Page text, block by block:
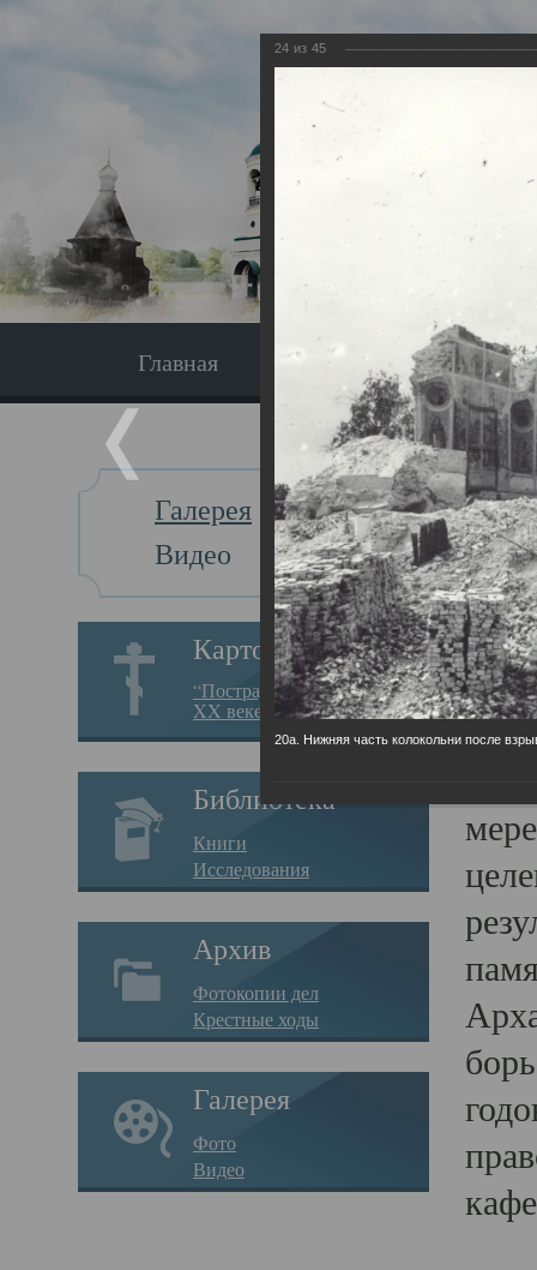
Главная Экскурсия
Галерея
Видео
Картотека
“Пострадавшие за веру в
XX веке на Севере”
Библиотека
Книги
Исследования
Архив
Фотокопии дел
Крестные ходы
Галерея
Фото
Видео
Главная
24 из 45
20а. Нижняя часть колокольни после